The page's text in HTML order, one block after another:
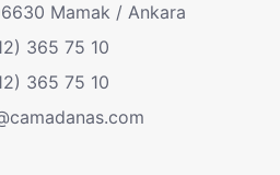
Mamak / Ankara
365 75 10
365 75 10